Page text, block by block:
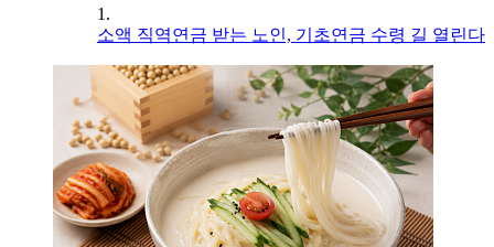
1.
소액 직역연금 받는 노인, 기초연금 수령 길 열린다